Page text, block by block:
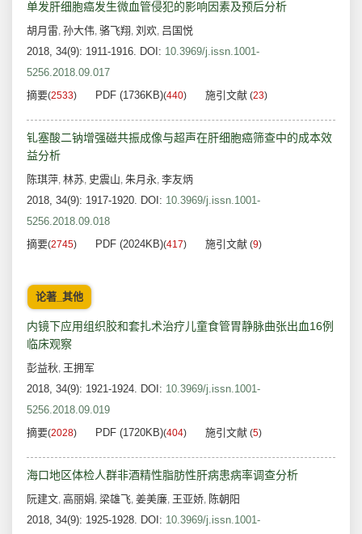
单发肝细胞癌发生微血管侵犯的影响因素及预后分析
胡月雷, 孙大伟, 骆飞翔, 刘欢, 吕国悦
2018, 34(9): 1911-1916. DOI: 10.3969/j.issn.1001-
5256.2018.09.017
摘要(2533) PDF (1736KB)(440) 施引文献 (23)
钆塞酸二钠增强磁共振成像与超声在肝细胞癌筛查中的成本效
益分析
陈琪萍, 林苏, 史震山, 朱月永, 李友炳
2018, 34(9): 1917-1920. DOI: 10.3969/j.issn.1001-
5256.2018.09.018
摘要(2745) PDF (2024KB)(417) 施引文献 (9)
论著_其他
内镜下应用组织胶和套扎术治疗儿童食管胃静脉曲张出血16例
临床观察
彭益秋, 王拥军
2018, 34(9): 1921-1924. DOI: 10.3969/j.issn.1001-
5256.2018.09.019
摘要(2028) PDF (1720KB)(404) 施引文献 (5)
海口地区体检人群非酒精性脂肪性肝病患病率调查分析
阮建文, 高丽娟, 梁雄飞, 姜美廉, 王亚娇, 陈朝阳
2018, 34(9): 1925-1928. DOI: 10.3969/j.issn.1001-